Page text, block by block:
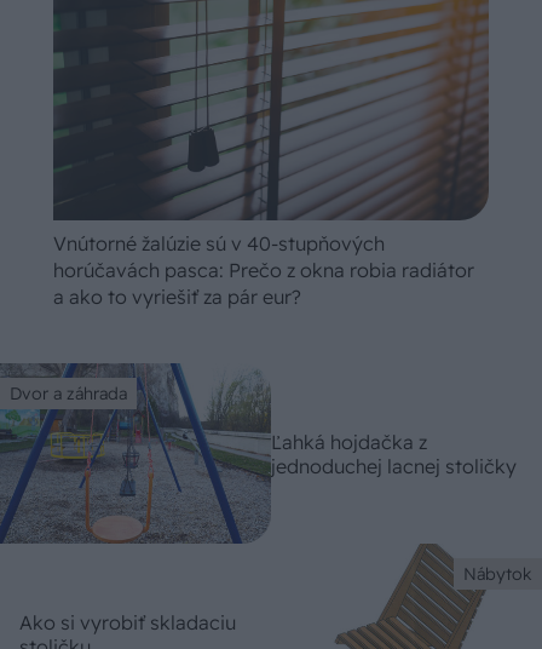
Vnútorné žalúzie sú v 40-stupňových
horúčavách pasca: Prečo z okna robia radiátor
a ako to vyriešiť za pár eur?
Dvor a záhrada
Ľahká hojdačka z
jednoduchej lacnej stoličky
Nábytok
Ako si vyrobiť skladaciu